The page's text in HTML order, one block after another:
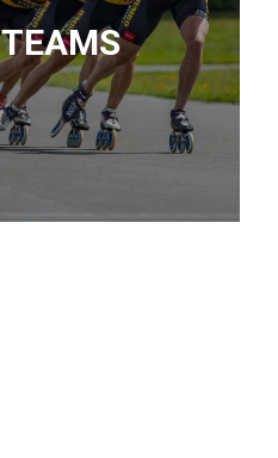
TEAMS